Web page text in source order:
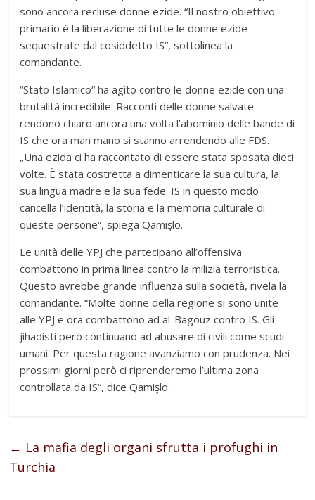
sono ancora recluse donne ezide. “Il nostro obiettivo
primario è la liberazione di tutte le donne ezide
sequestrate dal cosiddetto IS“, sottolinea la
comandante.
“Stato Islamico“ ha agito contro le donne ezide con una
brutalità incredibile. Racconti delle donne salvate
rendono chiaro ancora una volta l’abominio delle bande di
IS che ora man mano si stanno arrendendo alle FDS.
„Una ezida ci ha raccontato di essere stata sposata dieci
volte. È stata costretta a dimenticare la sua cultura, la
sua lingua madre e la sua fede. IS in questo modo
cancella l’identità, la storia e la memoria culturale di
queste persone“, spiega Qamişlo.
Le unità delle YPJ che partecipano all’offensiva
combattono in prima linea contro la milizia terroristica.
Questo avrebbe grande influenza sulla società, rivela la
comandante. “Molte donne della regione si sono unite
alle YPJ e ora combattono ad al-Bagouz contro IS. Gli
jihadisti però continuano ad abusare di civili come scudi
umani. Per questa ragione avanziamo con prudenza. Nei
prossimi giorni però ci riprenderemo l’ultima zona
controllata da IS“, dice Qamişlo.
← La mafia degli organi sfrutta i profughi in
Turchia